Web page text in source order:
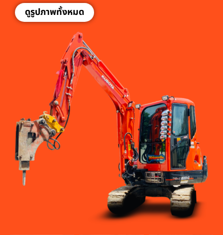
ดูรูปภาพทั้งหมด